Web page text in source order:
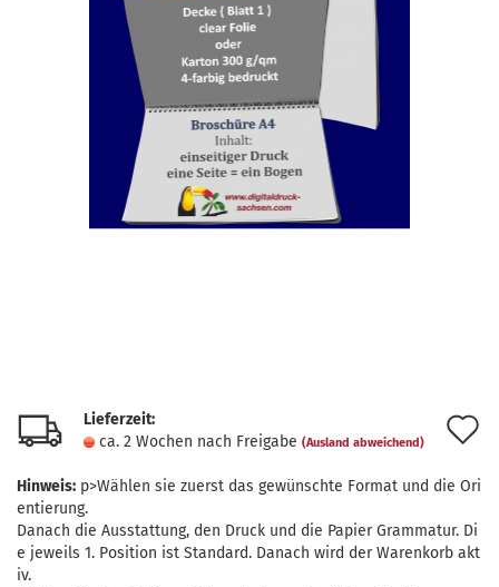
Lieferzeit:
ca. 2 Wochen nach Freigabe (Ausland abweichend)
Hinweis: p>Wählen sie zuerst das gewünschte Format und die Ori
entierung.
Danach die Ausstattung, den Druck und die Papier Grammatur. Di
e jeweils 1. Position ist Standard. Danach wird der Warenkorb akt
iv.